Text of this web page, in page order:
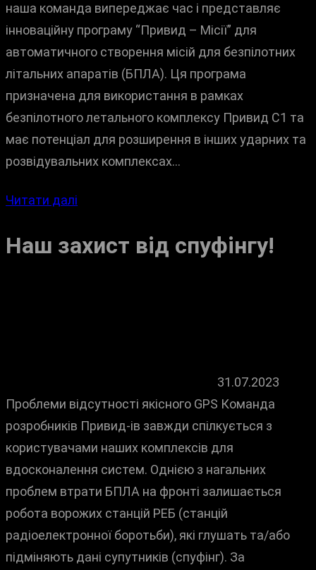
наша команда випереджає час і представляє
інноваційну програму “Привид – Місії” для
автоматичного створення місій для безпілотних
літальних апаратів (БПЛА). Ця програма
призначена для використання в рамках
безпілотного летального комплексу Привид С1 та
має потенціал для розширення в інших ударних та
розвідувальних комплексах…
Читати далі
Наш захист від спуфінгу!
31.07.2023
Проблеми відсутності якісного GPS Команда
розробників Привид-ів завжди спілкується з
користувачами наших комплексів для
вдосконалення систем. Однією з нагальних
проблем втрати БПЛА на фронті залишається
робота ворожих станцій РЕБ (станцій
радіоелектронної боротьби), які глушать та/або
підміняють дані супутників (спуфінг). За